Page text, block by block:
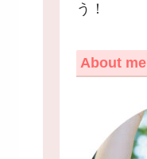
う！
About me